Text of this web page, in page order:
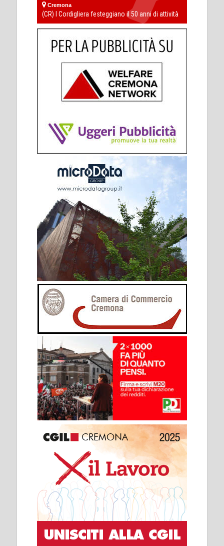
Cremona
(CR) I Cordigliera festeggiano il 50 anni di attività